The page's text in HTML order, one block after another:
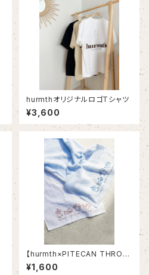
hurmthオリジナルロゴTシャツ
¥3,600
【hurmth×PITECAN THROP
USコラボ】タオル
¥1,600